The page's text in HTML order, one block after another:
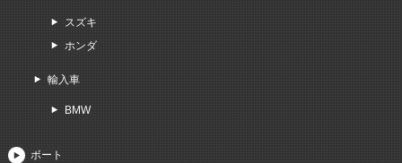
スズキ
ホンダ
輸入車
BMW
ボート